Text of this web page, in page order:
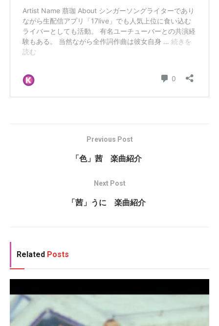
Previous Post
「色」茜 楽曲紹介
Next Post
「茜」うに 楽曲紹介
Related Posts